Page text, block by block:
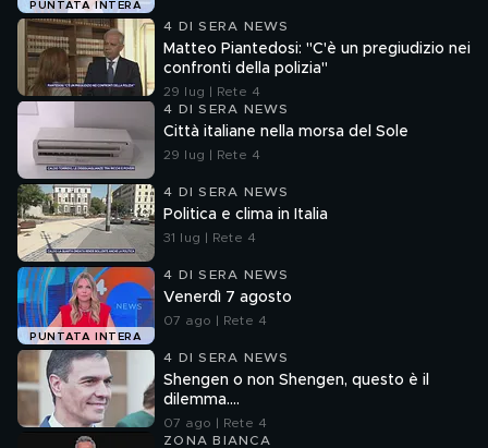
PUNTATA INTERA
4 DI SERA NEWS
Matteo Piantedosi: "C'è un pregiudizio nei
confronti della polizia"
29 lug | Rete 4
4 DI SERA NEWS
Città italiane nella morsa del Sole
29 lug | Rete 4
4 DI SERA NEWS
Politica e clima in Italia
31 lug | Rete 4
PUNTATA INTERA
4 DI SERA NEWS
Venerdì 7 agosto
07 ago | Rete 4
4 DI SERA NEWS
Shengen o non Shengen, questo è il
dilemma....
07 ago | Rete 4
ZONA BIANCA